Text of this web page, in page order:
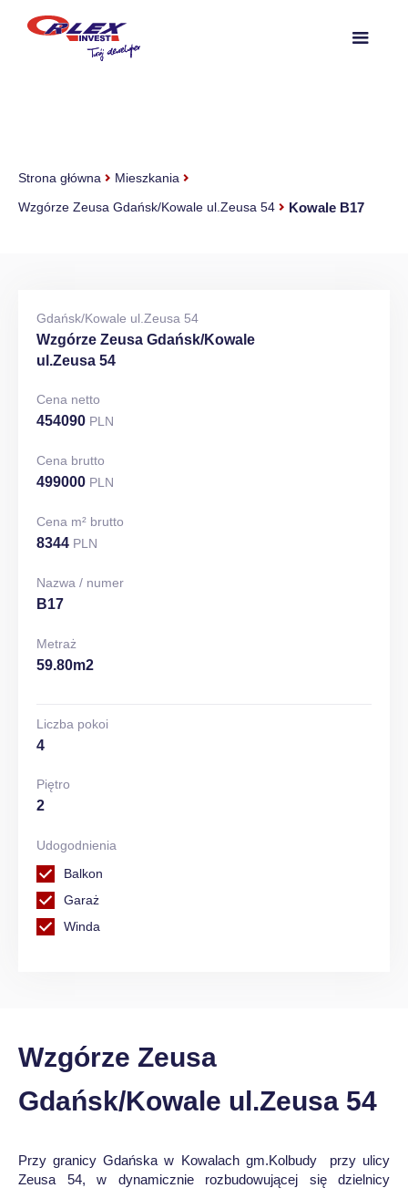
Strona główna
Mieszkania
Wzgórze Zeusa Gdańsk/Kowale ul.Zeusa 54
Kowale B17
Gdańsk/Kowale ul.Zeusa 54
Wzgórze Zeusa Gdańsk/Kowale
ul.Zeusa 54
Cena netto
454090 PLN
Cena brutto
499000 PLN
Cena m² brutto
8344 PLN
Nazwa / numer
B17
Metraż
59.80m2
Liczba pokoi
4
Piętro
2
Udogodnienia
Balkon
Garaż
Winda
Wzgórze Zeusa
Gdańsk/Kowale ul.Zeusa 54
Przy granicy Gdańska w Kowalach gm.Kolbudy przy ulicy
Zeusa 54, w dynamicznie rozbudowującej się dzielnicy